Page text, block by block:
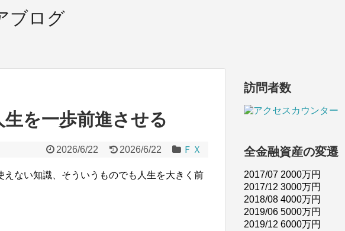
ブログ
を一歩前進させる
2026/6/22 2026/6/22 ＦＸ
えない知識、そういうものでも人生を大きく前
訪問者数
全金融資産の変遷
2017/07 2000万円
2017/12 3000万円
2018/08 4000万円
2019/06 5000万円
2019/12 6000万円